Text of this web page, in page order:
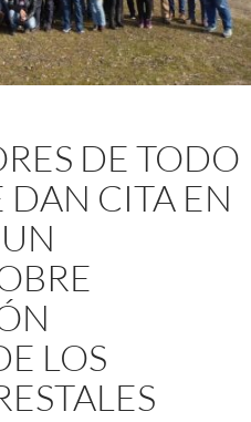
DE TODO
DAN CITA EN
LOS